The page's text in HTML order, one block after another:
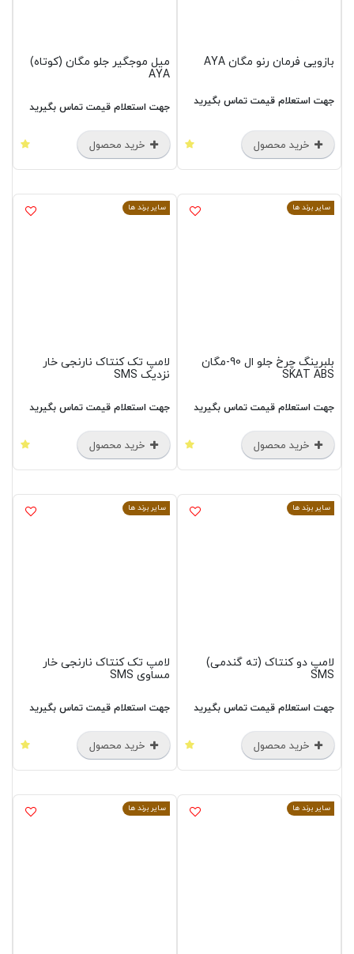
بازویی فرمان رنو مگان AYA
جهت استعلام قیمت تماس بگیرید
خرید محصول
میل موجگیر جلو مگان (کوتاه)
AYA
جهت استعلام قیمت تماس بگیرید
خرید محصول
سایر برند ها
بلبرینگ چرخ جلو ال 90-مگان
SKAT ABS
جهت استعلام قیمت تماس بگیرید
خرید محصول
سایر برند ها
لامپ تک کنتاک نارنجی خار
نزدیک SMS
جهت استعلام قیمت تماس بگیرید
خرید محصول
سایر برند ها
لامپ دو کنتاک (ته گندمی)
SMS
جهت استعلام قیمت تماس بگیرید
خرید محصول
سایر برند ها
لامپ تک کنتاک نارنجی خار
مساوی SMS
جهت استعلام قیمت تماس بگیرید
خرید محصول
سایر برند ها سایر برند ها